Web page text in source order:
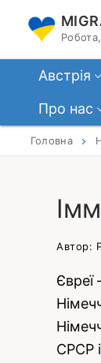
вмісту
Австрія
Про нас
Головна
Автор:
Євреї
СРСР